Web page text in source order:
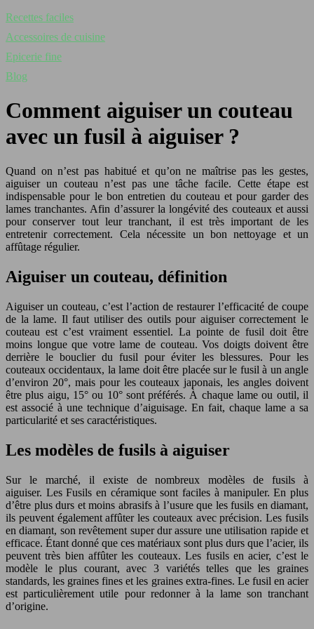
Recettes faciles
Accessoires de cuisine
Epicerie fine
Blog
Comment aiguiser un couteau
avec un fusil à aiguiser ?
Quand on n’est pas habitué et qu’on ne maîtrise pas les gestes,
aiguiser un couteau n’est pas une tâche facile. Cette étape est
indispensable pour le bon entretien du couteau et pour garder des
lames tranchantes. Afin d’assurer la longévité des couteaux et aussi
pour conserver tout leur tranchant, il est très important de les
entretenir correctement. Cela nécessite un bon nettoyage et un
affûtage régulier.
Aiguiser un couteau, définition
Aiguiser un couteau, c’est l’action de restaurer l’efficacité de coupe
de la lame. Il faut utiliser des outils pour aiguiser correctement le
couteau est c’est vraiment essentiel. La pointe de fusil doit être
moins longue que votre lame de couteau. Vos doigts doivent être
derrière le bouclier du fusil pour éviter les blessures. Pour les
couteaux occidentaux, la lame doit être placée sur le fusil à un angle
d’environ 20°, mais pour les couteaux japonais, les angles doivent
être plus aigu, 15° ou 10° sont préférés. À chaque lame ou outil, il
est associé à une technique d’aiguisage. En fait, chaque lame a sa
particularité et ses caractéristiques.
Les modèles de fusils à aiguiser
Sur le marché, il existe de nombreux modèles de fusils à
aiguiser. Les Fusils en céramique sont faciles à manipuler. En plus
d’être plus durs et moins abrasifs à l’usure que les fusils en diamant,
ils peuvent également affûter les couteaux avec précision. Les fusils
en diamant, son revêtement super dur assure une utilisation rapide et
efficace. Étant donné que ces matériaux sont plus durs que l’acier, ils
peuvent très bien affûter les couteaux. Les fusils en acier, c’est le
modèle le plus courant, avec 3 variétés telles que les graines
standards, les graines fines et les graines extra-fines. Le fusil en acier
est particulièrement utile pour redonner à la lame son tranchant
d’origine.